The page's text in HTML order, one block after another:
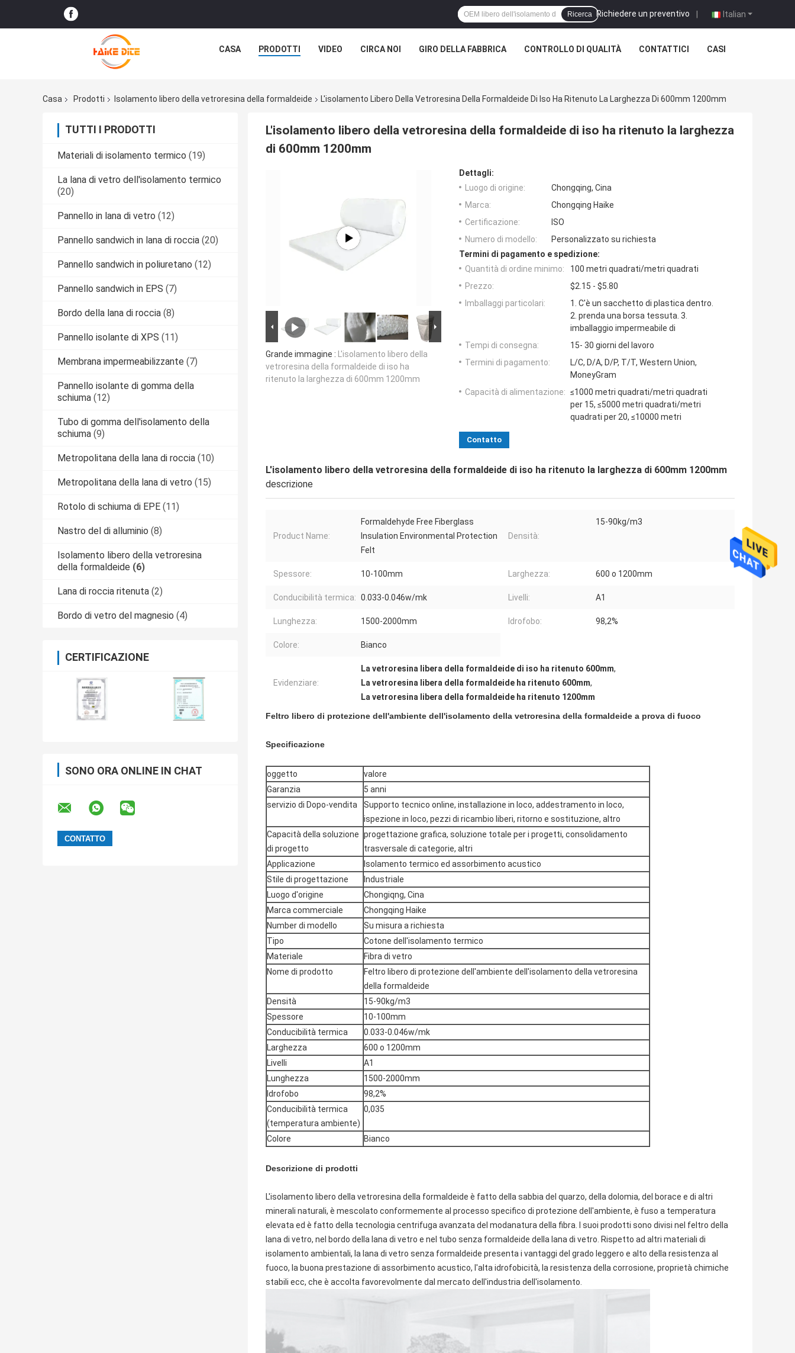
Italian
Richiedere un preventivo |
Ricerca
CASA PRODOTTI VIDEO CIRCA NOI GIRO DELLA FABBRICA CONTROLLO DI QUALITÀ CONTATTICI CASI
Casa Prodotti Isolamento libero della vetroresina della formaldeide L'isolamento Libero Della Vetroresina Della Formaldeide Di Iso Ha Ritenuto La Larghezza Di 600mm 1200mm
TUTTI I PRODOTTI
Materiali di isolamento termico (19)
La lana di vetro dell'isolamento termico
(20)
Pannello in lana di vetro (12)
Pannello sandwich in lana di roccia (20)
Pannello sandwich in poliuretano (12)
Pannello sandwich in EPS (7)
Bordo della lana di roccia (8)
Pannello isolante di XPS (11)
Membrana impermeabilizzante (7)
Pannello isolante di gomma della
schiuma (12)
Tubo di gomma dell'isolamento della
schiuma (9)
Metropolitana della lana di roccia (10)
Metropolitana della lana di vetro (15)
Rotolo di schiuma di EPE (11)
Nastro del di alluminio (8)
Isolamento libero della vetroresina
della formaldeide (6)
Lana di roccia ritenuta (2)
Bordo di vetro del magnesio (4)
CERTIFICAZIONE
SONO ORA ONLINE IN CHAT
L'isolamento libero della vetroresina della formaldeide di iso ha ritenuto la larghezza
di 600mm 1200mm
Grande immagine : L'isolamento libero della
vetroresina della formaldeide di iso ha
ritenuto la larghezza di 600mm 1200mm
Dettagli:
Luogo di origine:
Chongqing, Cina
Marca:
Chongqing Haike
Certificazione:
ISO
Numero di modello:
Personalizzato su richiesta
Termini di pagamento e spedizione:
Quantità di ordine minimo:
100 metri quadrati/metri quadrati
Prezzo:
$2.15 - $5.80
Imballaggi particolari:
1. C'è un sacchetto di plastica dentro.
2. prenda una borsa tessuta. 3.
imballaggio impermeabile di
Tempi di consegna:
15- 30 giorni del lavoro
Termini di pagamento:
L/C, D/A, D/P, T/T, Western Union,
MoneyGram
Capacità di alimentazione: ≤1000 metri quadrati/metri quadrati
per 15, ≤5000 metri quadrati/metri
quadrati per 20, ≤10000 metri
Contatto
L'isolamento libero della vetroresina della formaldeide di iso ha ritenuto la larghezza di 600mm 1200mm
descrizione
Product Name:
Formaldehyde Free Fiberglass
Insulation Environmental Protection
Felt
Densità:
15-90kg/m3
Spessore: 10-100mm Larghezza: 600 o 1200mm
Conducibilità termica: 0.033-0.046w/mk Livelli: A1
Lunghezza: 1500-2000mm Idrofobo: 98,2%
Colore: Bianco
Evidenziare:
La vetroresina libera della formaldeide di iso ha ritenuto 600mm,
La vetroresina libera della formaldeide ha ritenuto 600mm,
La vetroresina libera della formaldeide ha ritenuto 1200mm
Feltro libero di protezione dell'ambiente dell'isolamento della vetroresina della formaldeide a prova di fuoco
Specificazione
oggetto
valore
Garanzia
5 anni
servizio di Dopo-vendita
Supporto tecnico online, installazione in loco, addestramento in loco,
ispezione in loco, pezzi di ricambio liberi, ritorno e sostituzione, altro
Capacità della soluzione
di progetto
progettazione grafica, soluzione totale per i progetti, consolidamento
trasversale di categorie, altri
Applicazione
Isolamento termico ed assorbimento acustico
Stile di progettazione
Industriale
Luogo d'origine
Chongiqng, Cina
Marca commerciale
Chongqing Haike
Number di modello
Su misura a richiesta
Tipo
Cotone dell'isolamento termico
Materiale
Fibra di vetro
Nome di prodotto
Feltro libero di protezione dell'ambiente dell'isolamento della vetroresina
della formaldeide
Densità
15-90kg/m3
Spessore
10-100mm
Conducibilità termica
0.033-0.046w/mk
Larghezza
600 o 1200mm
Livelli
A1
Lunghezza
1500-2000mm
Idrofobo
98,2%
Conducibilità termica
(temperatura ambiente)
0,035
Colore Bianco
Descrizione di prodotti
L'isolamento libero della vetroresina della formaldeide è fatto della sabbia del quarzo, della dolomia, del borace e di altri
minerali naturali, è mescolato conformemente al processo specifico di protezione dell'ambiente, è fuso a temperatura
elevata ed è fatto della tecnologia centrifuga avanzata del modanatura della fibra. I suoi prodotti sono divisi nel feltro della
lana di vetro, nel bordo della lana di vetro e nel tubo senza formaldeide della lana di vetro. Rispetto ad altri materiali di
isolamento ambientali, la lana di vetro senza formaldeide presenta i vantaggi del grado leggero e alto della resistenza al
fuoco, la buona prestazione di assorbimento acustico, l'alta idrofobicità, la resistenza della corrosione, proprietà chimiche
stabili ecc, che è accolta favorevolmente dal mercato dell'industria dell'isolamento.